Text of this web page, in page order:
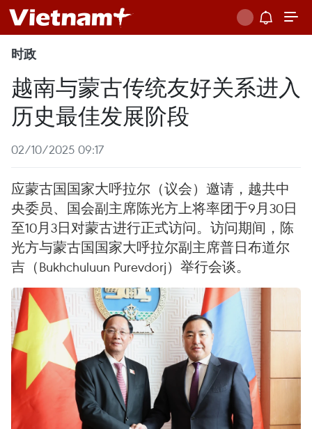
时政
越南与蒙古传统友好关系进入
历史最佳发展阶段
02/10/2025 09:17
应蒙古国国家大呼拉尔（议会）邀请，越共中
央委员、国会副主席陈光方上将率团于9月30日
至10月3日对蒙古进行正式访问。访问期间，陈
光方与蒙古国国家大呼拉尔副主席普日布道尔
吉（Bukhchuluun Purevdorj）举行会谈。